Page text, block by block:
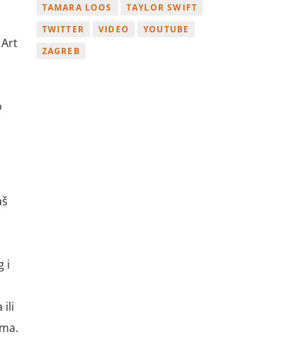
i
ili
TAMARA LOOS
TAYLOR SWIFT
TWITTER
VIDEO
YOUTUBE
ZAGREB